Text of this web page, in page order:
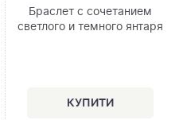
Браслет с сочетанием
светлого и темного янтаря